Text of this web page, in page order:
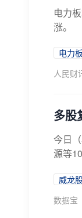
电力
涨。
电力
人民财
多股
今日
源等
威龙
数据宝